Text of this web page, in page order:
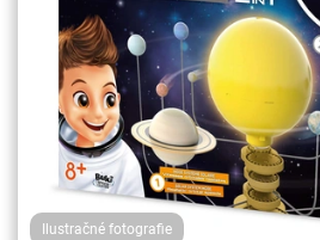
Ilustračné fotografie